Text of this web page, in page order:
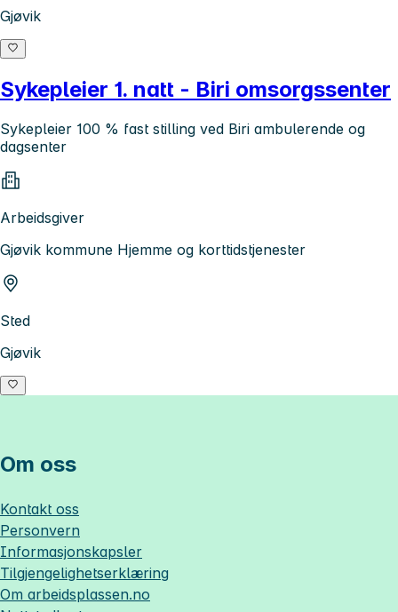
Gjøvik
Sykepleier 1. natt - Biri omsorgssenter
Sykepleier 100 % fast stilling ved Biri ambulerende og
dagsenter
Arbeidsgiver
Gjøvik kommune Hjemme og korttidstjenester
Sted
Gjøvik
Om oss
Kontakt oss
Personvern
Informasjonskapsler
Tilgjengelighetserklæring
Om arbeidsplassen.no